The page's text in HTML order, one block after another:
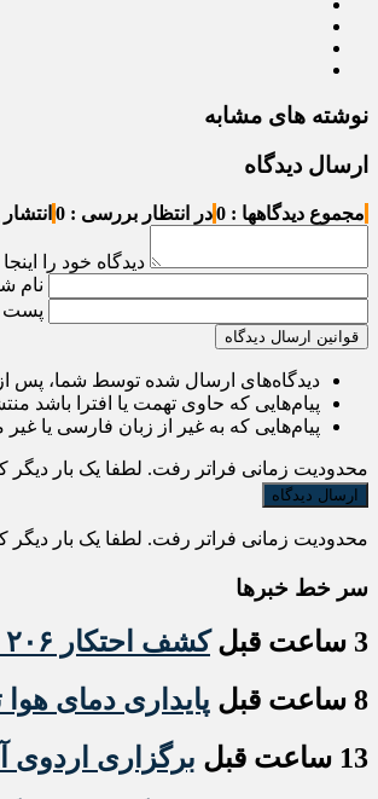
نوشته های مشابه
ارسال دیدگاه
مجموع دیدگاهها : 0 در انتظار بررسی : 0 انتشار
دیدگاه خود را
نام
پست
قوانین ارسال دیدگاه
دیدگاه‌های ارسال شده توسط شما، پس
پیام‌هایی که حاوی تهمت یا افترا باشد
پیام‌هایی که به غیر از زبان فارسی یا
محدودیت زمانی فراتر رفت. لطفا یک بار دیگر
محدودیت زمانی فراتر رفت. لطفا یک بار دیگر
سر خط خبرها
3 ساعت قبل
کشف احتکار ۲۰۶ میلیاردی کالاهای اساسی در اردبیل
8 ساعت قبل
پایداری دمای هوا
13 ساعت قبل
برگزاری اردوی